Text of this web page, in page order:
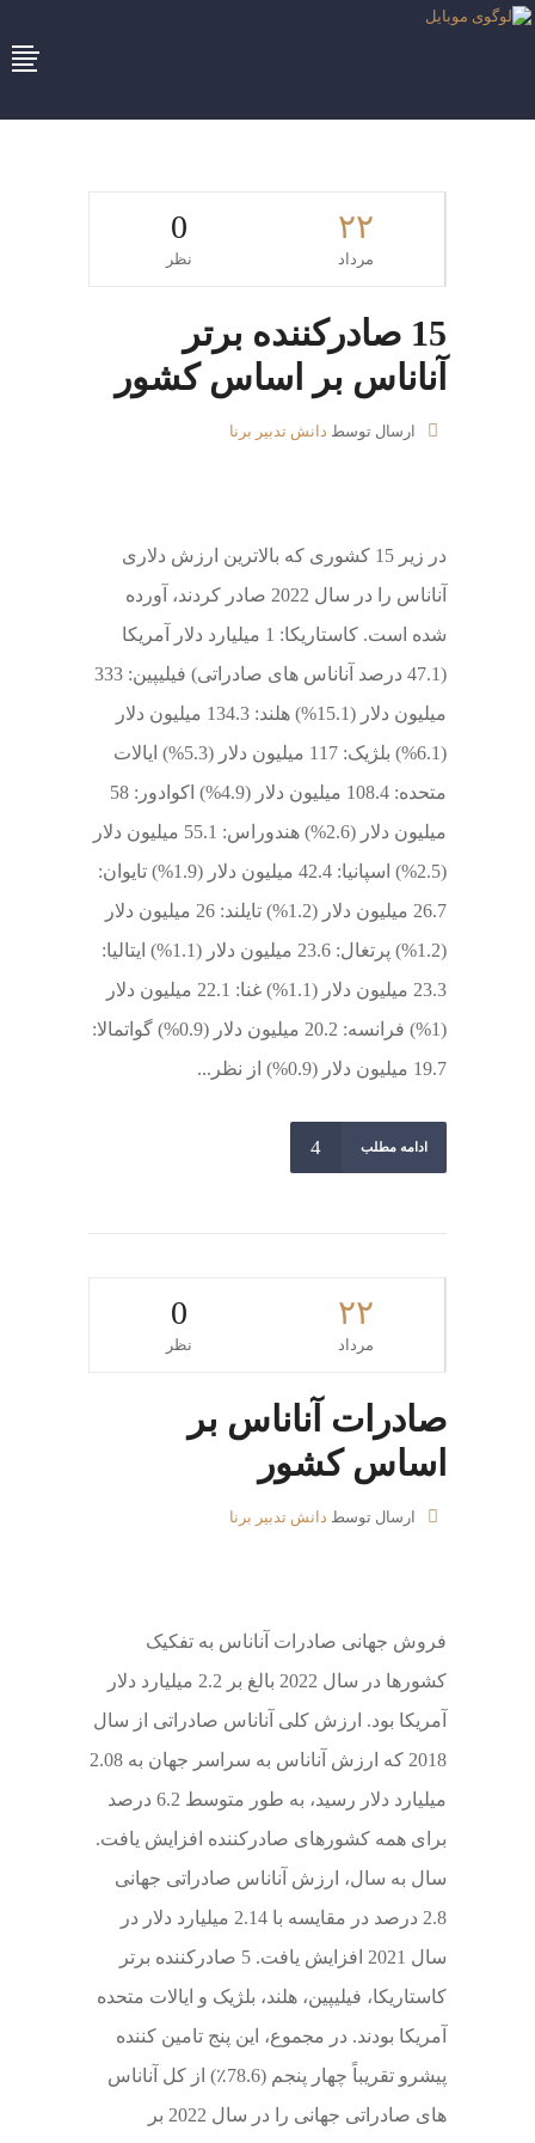
۲۲
مرداد
0
نظر
15 صادرکننده برتر
آناناس بر اساس کشور
ارسال توسط دانش تدبیر برنا
در زیر 15 کشوری که بالاترین ارزش دلاری
آناناس را در سال 2022 صادر کردند، آورده
شده است. کاستاریکا: 1 میلیارد دلار آمریکا
(47.1 درصد آناناس های صادراتی) فیلیپین: 333
میلیون دلار (15.1%) هلند: 134.3 میلیون دلار
(6.1%) بلژیک: 117 میلیون دلار (5.3%) ایالات
متحده: 108.4 میلیون دلار (4.9%) اکوادور: 58
میلیون دلار (2.6%) هندوراس: 55.1 میلیون دلار
(2.5%) اسپانیا: 42.4 میلیون دلار (1.9%) تایوان:
26.7 میلیون دلار (1.2%) تایلند: 26 میلیون دلار
(1.2%) پرتغال: 23.6 میلیون دلار (1.1%) ایتالیا:
23.3 میلیون دلار (1.1%) غنا: 22.1 میلیون دلار
(1%) فرانسه: 20.2 میلیون دلار (0.9%) گواتمالا:
19.7 میلیون دلار (0.9%) از نظر...
ادامه مطلب
۲۲
مرداد
0
نظر
صادرات آناناس بر
اساس کشور
ارسال توسط دانش تدبیر برنا
فروش جهانی صادرات آناناس به تفکیک
کشورها در سال 2022 بالغ بر 2.2 میلیارد دلار
آمریکا بود. ارزش کلی آناناس صادراتی از سال
2018 که ارزش آناناس به سراسر جهان به 2.08
میلیارد دلار رسید، به طور متوسط ​​6.2 درصد
برای همه کشورهای صادرکننده افزایش یافت.
سال به سال، ارزش آناناس صادراتی جهانی
2.8 درصد در مقایسه با 2.14 میلیارد دلار در
سال 2021 افزایش یافت. 5 صادرکننده برتر
کاستاریکا، فیلیپین، هلند، بلژیک و ایالات متحده
آمریکا بودند. در مجموع، این پنج تامین کننده
پیشرو تقریباً چهار پنجم (78.6٪) از کل آناناس
های صادراتی جهانی را در سال 2022 بر